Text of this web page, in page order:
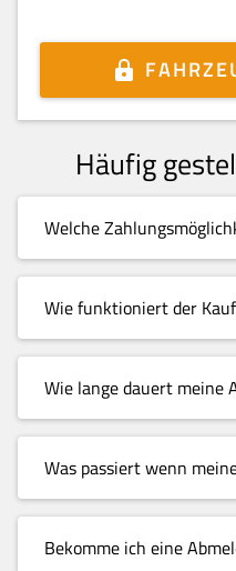
Häufig
Welche
Wie funktioniert der
Wie lange dauert meine
Was passiert wenn
Bekomme ich eine